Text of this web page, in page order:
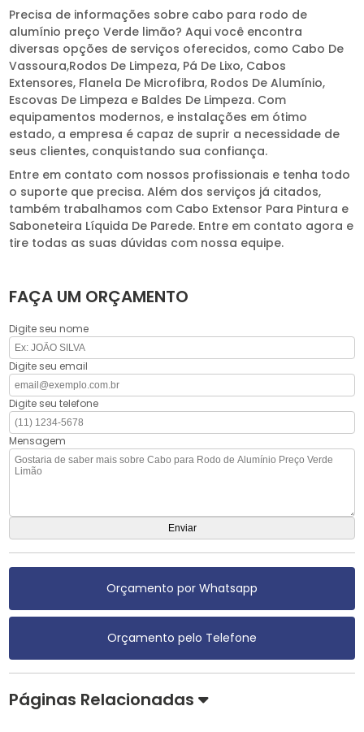
Precisa de informações sobre cabo para rodo de
alumínio preço Verde limão? Aqui você encontra
diversas opções de serviços oferecidos, como Cabo De
Vassoura,Rodos De Limpeza, Pá De Lixo, Cabos
Extensores, Flanela De Microfibra, Rodos De Alumínio,
Escovas De Limpeza e Baldes De Limpeza. Com
equipamentos modernos, e instalações em ótimo
estado, a empresa é capaz de suprir a necessidade de
seus clientes, conquistando sua confiança.
Entre em contato com nossos profissionais e tenha todo
o suporte que precisa. Além dos serviços já citados,
também trabalhamos com Cabo Extensor Para Pintura e
Saboneteira Líquida De Parede. Entre em contato agora e
tire todas as suas dúvidas com nossa equipe.
FAÇA UM ORÇAMENTO
Digite seu nome
Digite seu email
Digite seu telefone
Mensagem
Orçamento por Whatsapp
Orçamento pelo Telefone
Páginas Relacionadas